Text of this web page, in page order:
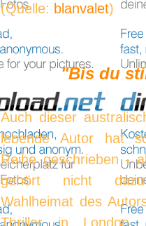
(Quelle: blanvalet)
"Bis du
Auch dieser
lebende Autor hat
Reihe geschrieben -
gehört nicht
Wahlheimat des
Thriller in